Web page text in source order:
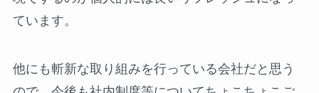
ています。
他にも斬新な取り組みを行っている会社だと思う